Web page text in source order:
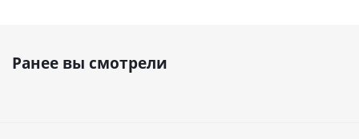
Ранее вы смотрели